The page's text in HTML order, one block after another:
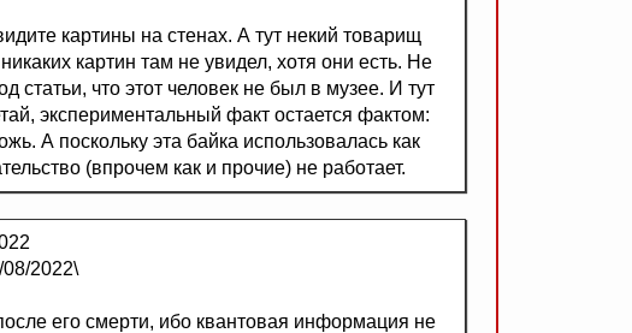
картины на стенах. А тут некий товарищ
картин там не увидел, хотя они есть. Не
что этот человек не был в музее. И тут
экспериментальный факт остается фактом:
А поскольку эта байка использовалась как
(впрочем как и прочие) не работает.
2022\
его смерти, ибо квантовая информация не